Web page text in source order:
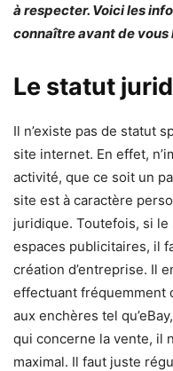
à respecter. Voici les
connaître avant de vous
Le statut
Il n’existe pas de statut
site internet. En effet,
activité, que ce soit un
site est à caractère
juridique. Toutefois, si
espaces publicitaires, il
création d’entreprise. Il
effectuant fréquemment
aux enchères tel
qui concerne la vente, il
maximal. Il faut juste